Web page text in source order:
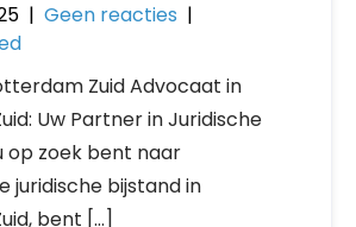
| Geen reacties |
Zuid Advocaat in
Uw Partner in Juridische
op zoek bent naar
juridische bijstand in
bent […]